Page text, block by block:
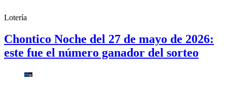
Lotería
Chontico Noche del 27 de mayo de 2026:
este fue el número ganador del sorteo